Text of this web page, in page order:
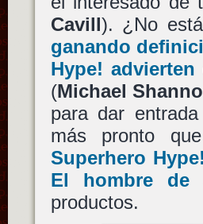
Cavill). ¿No
ganando
Hype! advierten
(Michael
para dar
más pronto
Superhero Hype!
El hombre de
productos.